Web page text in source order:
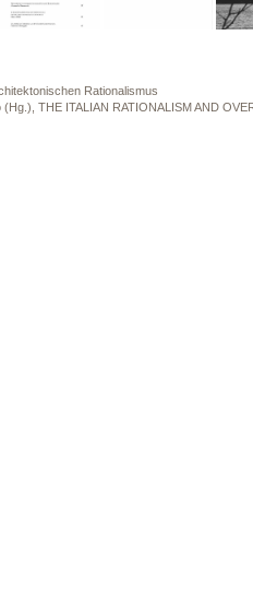
Rationalismus
THE ITALIAN RATIONALISM AND